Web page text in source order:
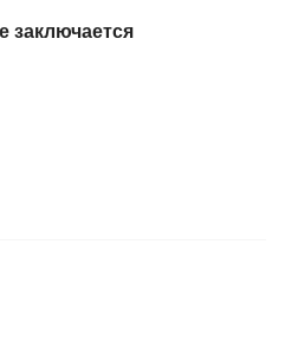
заключается